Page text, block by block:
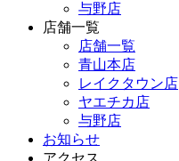
与野店
店舗一覧
店舗一覧
青山本店
レイクタウン店
ヤエチカ店
与野店
お知らせ
アクセス